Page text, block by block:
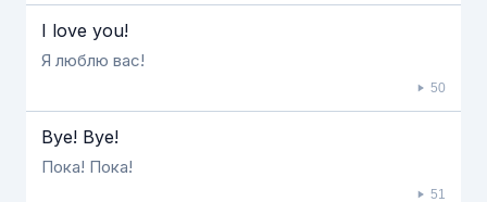
I love you!
Я люблю вас!
50
Bye! Bye!
Пока! Пока!
51